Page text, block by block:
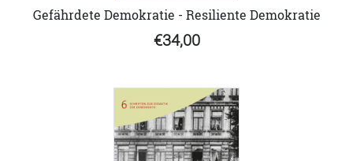
Gefährdete Demokratie - Resiliente Demokratie
€34,00